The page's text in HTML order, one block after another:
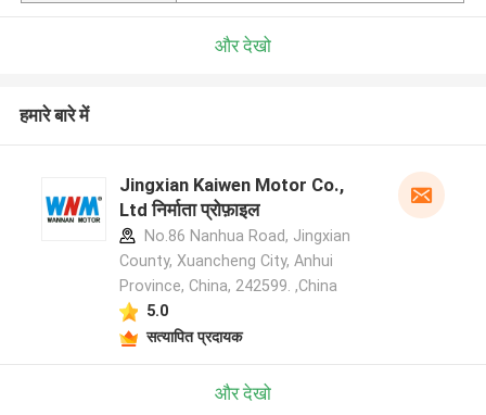
और देखो
हमारे बारे में
Jingxian Kaiwen Motor Co.,
Ltd निर्माता प्रोफ़ाइल
No.86 Nanhua Road, Jingxian
County, Xuancheng City, Anhui
Province, China, 242599. ,China
5.0
सत्यापित प्रदायक
और देखो